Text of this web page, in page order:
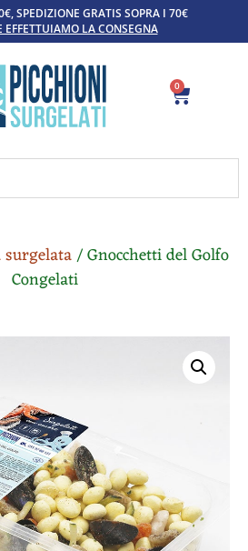
SPEDIZIONE GRATIS SOPRA I 70€
EFFETTUIAMO LA CONSEGNA
0
surgelata/ Gnocchetti del Golfo
Congelati